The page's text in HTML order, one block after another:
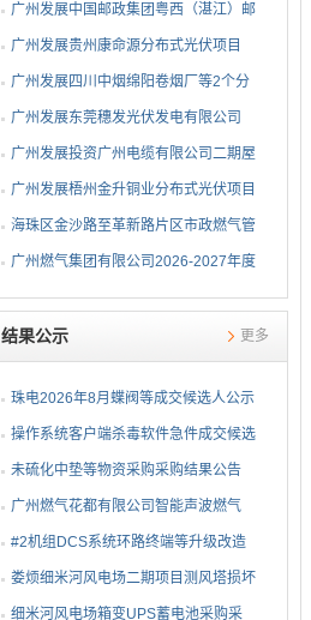
广州发展中国邮政集团粤西（湛江）邮
件处理中心等3个分布...
广州发展贵州康命源分布式光伏项目
EPC总承包（第二次招标...
广州发展四川中烟绵阳卷烟厂等2个分
布式光伏项目EPC总承包...
广州发展东莞穗发光伏发电有限公司
（广州港新沙港务有限公...
广州发展投资广州电缆有限公司二期屋
顶分布式光伏项目EPC...
广州发展梧州金升铜业分布式光伏项目
EPC总承包招标公告
海珠区金沙路至革新路片区市政燃气管
网更新工程招标公告
广州燃气集团有限公司2026-2027年度
燃气用埋地聚乙烯（PE1...
结果公示 更多
珠电2026年8月蝶阀等成交候选人公示
操作系统客户端杀毒软件急件成交候选
人公示
未硫化中垫等物资采购采购结果公告
广州燃气花都有限公司智能声波燃气
PE管道定位仪采购项目采...
#2机组DCS系统环路终端等升级改造
物资公开询比采购采购结...
娄烦细米河风电场二期项目测风塔损坏
设备采购采购结果公告
细米河风电场箱变UPS蓄电池采购采